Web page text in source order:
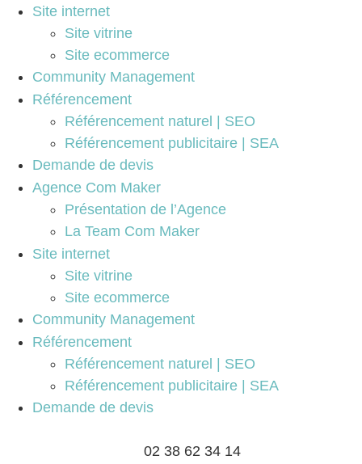
Site internet
Site vitrine
Site ecommerce
Community Management
Référencement
Référencement naturel | SEO
Référencement publicitaire | SEA
Demande de devis
Agence Com Maker
Présentation de l’Agence
La Team Com Maker
Site internet
Site vitrine
Site ecommerce
Community Management
Référencement
Référencement naturel | SEO
Référencement publicitaire | SEA
Demande de devis
02 38 62 34 14